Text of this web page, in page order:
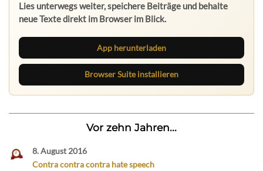
Lies unterwegs weiter, speichere Beiträge und behalte
neue Texte direkt im Browser im Blick.
App herunterladen
Browser Suite installieren
Vor zehn Jahren...
8. August 2016
Contra contra contra hate speech